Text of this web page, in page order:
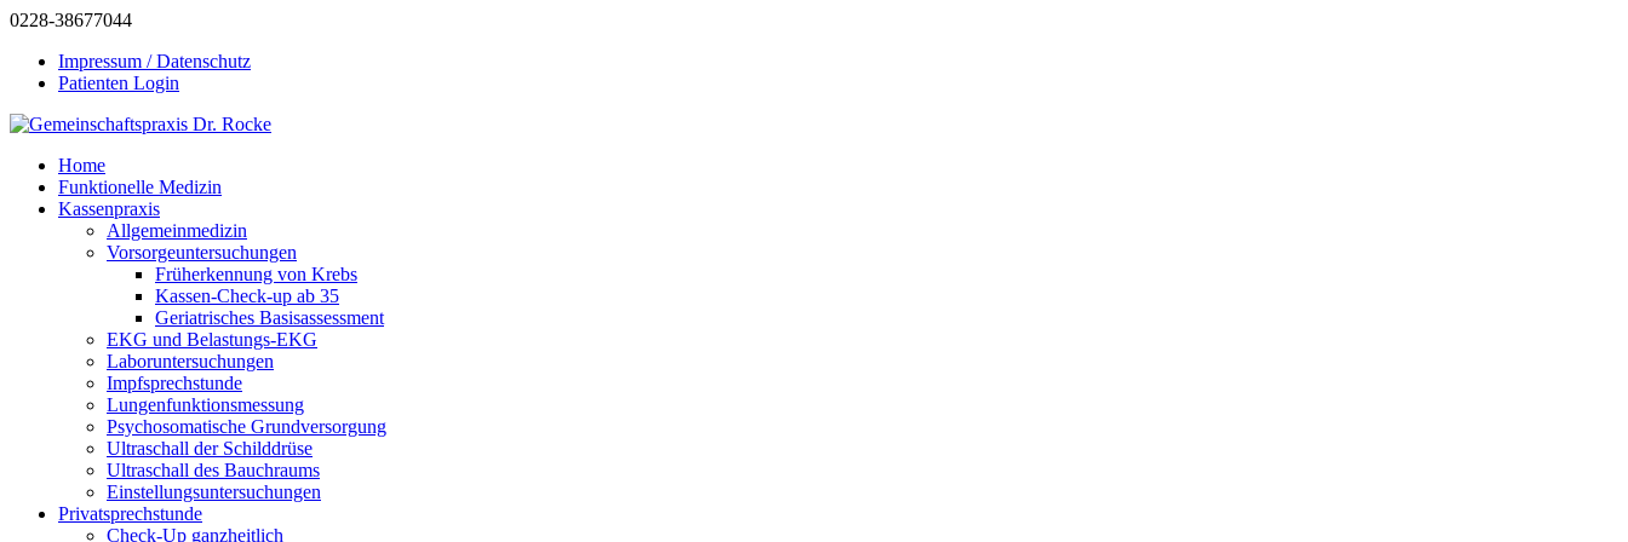
0228-38677044
Impressum / Datenschutz
Patienten Login
Home
Funktionelle Medizin
Kassenpraxis
Allgemeinmedizin
Vorsorgeuntersuchungen
Früherkennung von Krebs
Kassen-Check-up ab 35
Geriatrisches Basisassessment
EKG und Belastungs-EKG
Laboruntersuchungen
Impfsprechstunde
Lungenfunktionsmessung
Psychosomatische Grundversorgung
Ultraschall der Schilddrüse
Ultraschall des Bauchraums
Einstellungsuntersuchungen
Privatsprechstunde
Check-Up ganzheitlich